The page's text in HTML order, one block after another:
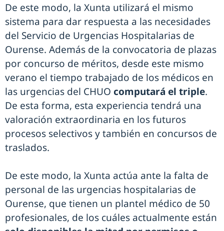
De este modo, la Xunta utilizará el mismo
sistema para dar respuesta a las necesidades
del Servicio de Urgencias Hospitalarias de
Ourense. Además de la convocatoria de plazas
por concurso de méritos, desde este mismo
verano el tiempo trabajado de los médicos en
las urgencias del CHUO computará el triple.
De esta forma, esta experiencia tendrá una
valoración extraordinaria en los futuros
procesos selectivos y también en concursos de
traslados.
De este modo, la Xunta actúa ante la falta de
personal de las urgencias hospitalarias de
Ourense, que tienen un plantel médico de 50
profesionales, de los cuáles actualmente están